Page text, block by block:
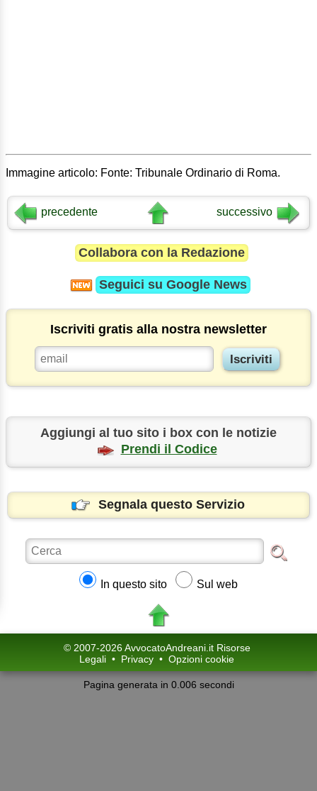
Immagine articolo: Fonte: Tribunale Ordinario di Roma.
precedente successivo
Collabora con la Redazione
Seguici su Google News
Iscriviti gratis alla nostra newsletter
Aggiungi al tuo sito i box con le notizie
Prendi il Codice
Segnala questo Servizio
In questo sito Sul web
© 2007-2026 AvvocatoAndreani.it Risorse
Legali • Privacy • Opzioni cookie
Pagina generata in 0.006 secondi